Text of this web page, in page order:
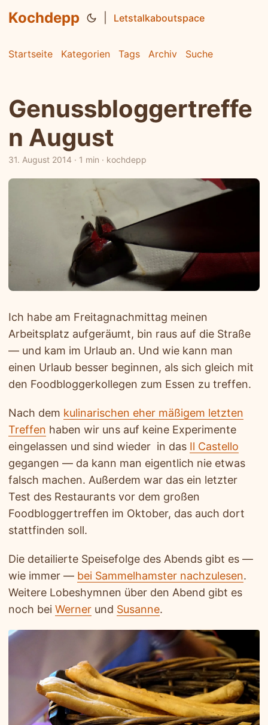
Kochdepp Letstalkaboutspace
Startseite Kategorien Tags Archiv Suche
Genussbloggertreffe
n August
31. August 2014 · 1 min · kochdepp
Ich habe am Freitagnachmittag meinen
Arbeitsplatz aufgeräumt, bin raus auf die Straße
— und kam im Urlaub an. Und wie kann man
einen Urlaub besser beginnen, als sich gleich mit
den Foodbloggerkollegen zum Essen zu treffen.
Nach dem kulinarischen eher mäßigem letzten
Treffen haben wir uns auf keine Experimente
eingelassen und sind wieder in das Il Castello
gegangen — da kann man eigentlich nie etwas
falsch machen. Außerdem war das ein letzter
Test des Restaurants vor dem großen
Foodbloggertreffen im Oktober, das auch dort
stattfinden soll.
Die detailierte Speisefolge des Abends gibt es —
wie immer — bei Sammelhamster nachzulesen.
Weitere Lobeshymnen über den Abend gibt es
noch bei Werner und Susanne.